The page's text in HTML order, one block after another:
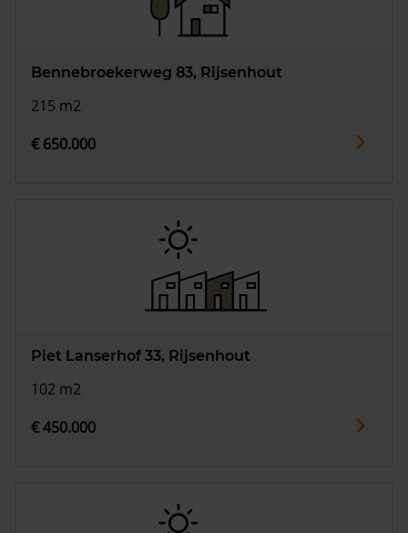
Bennebroekerweg 83, Rijsenhout
215 m2
€ 650.000
Piet Lanserhof 33, Rijsenhout
102 m2
€ 450.000